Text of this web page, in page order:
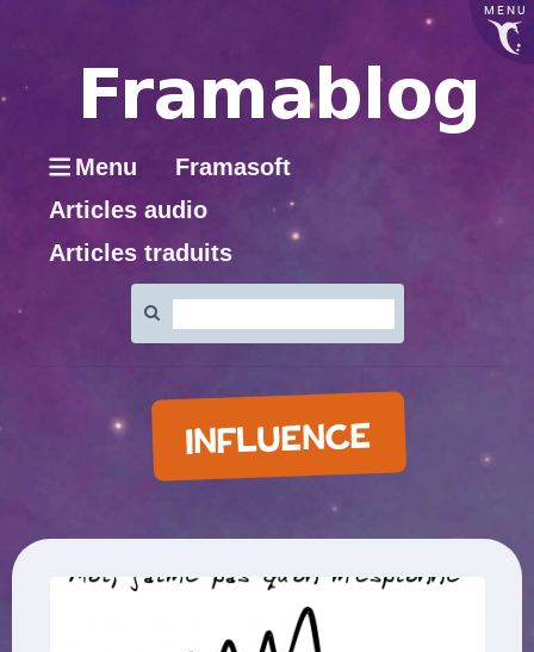
MENU
Menu
Framasoft
Articles audio
Articles traduits
:
INFLUENCE